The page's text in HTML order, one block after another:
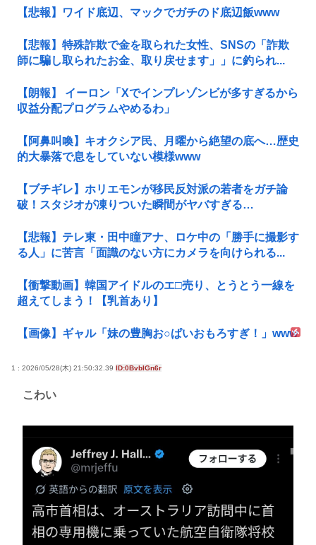
【悲報】ワイド底辺、マックでガチのド底辺飯www
【悲報】特殊詐欺で金を取られた女性、SNSの「詐欺
師に騙し取られたお金、取り戻せます」」に釣られ...
【朗報】 イーロン「Xでインプレゾンビが多すぎるから
収益分配プログラムやめるわ」
【阿鼻叫喚】キオクシア民、月曜から絶望の底へ…歴史
的大暴落で息をしていない模様www
【ブチギレ】ホリエモンが移民反対派の若者をガチ論
破！スタジオが凍りついた瞬間がヤバすぎる…
【悲報】テレ東・田中瞳アナ、ロケ中の「勝手に撮影す
る人」に苦言「面識のない方にカメラを向けられる...
【衝撃動画】韓国アイドルのエ□売り、とうとう一線を
超えてしまう！【乳首あり】
【画像】ギャル「妹の豊胸お○ぱいおもろすぎ！」www
1 : 2026/05/28(木) 21:50:32.39 ID:0BvbIGn6r
こわい